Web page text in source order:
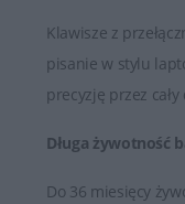
Klawisze z
pisanie w stylu
precyzję przez cały
Długa żywotność
Do 36 miesięcy